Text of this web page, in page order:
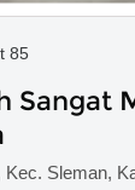
85
Sangat
Kec. Sleman,